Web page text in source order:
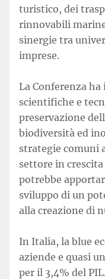
turistico, dei
rinnovabili
sinergie tra
imprese.
La Conferenza
scientifiche e
preservazione
biodiversità ed
strategie comuni
settore in
potrebbe
sviluppo di un
alla creazione di
In Italia, la blue
aziende e quasi
per il 3,4% del